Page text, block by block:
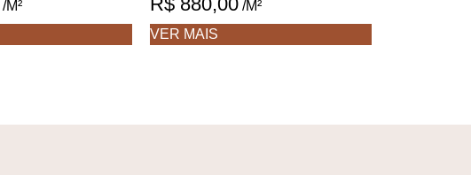
/M²
/M²
VER MAIS